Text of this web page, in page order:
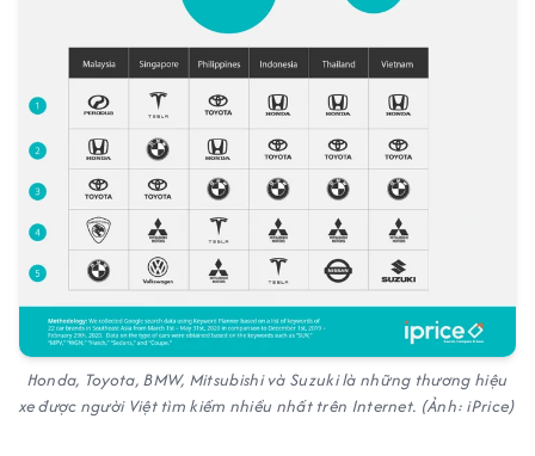
Honda, Toyota, BMW, Mitsubishi và Suzuki là những thương hiệu
xe được người Việt tìm kiếm nhiều nhất trên Internet. (Ảnh: iPrice)